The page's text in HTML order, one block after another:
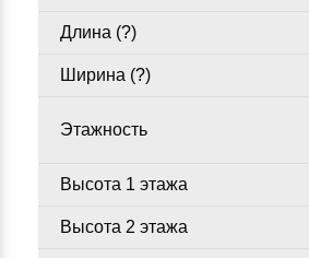
Длина (?)
Ширина (?)
Этажность
Высота 1 этажа
Высота 2 этажа